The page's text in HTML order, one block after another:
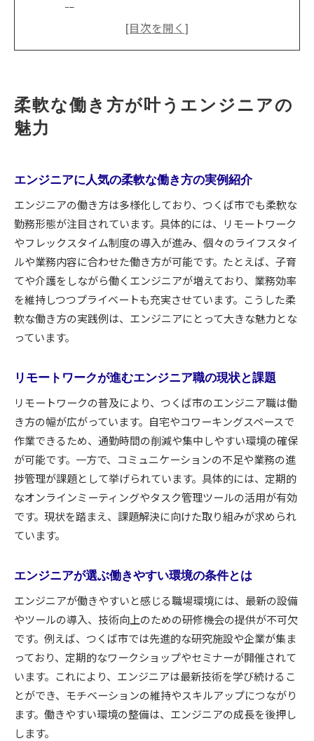
題
エンジニアが選ぶ働きやすい環境の条件とは
エンジニアの働き方改革で実感できるメリット
び
エンジニアとして理想の働き方を実現するため
エンジニアがつくば市で描くキャリアの可能性
つくば市でエンジニア職を選ぶ理由と魅力
エンジニア転職で重視したい地域特性と環境
つくば市でのエンジニア成長機会と支援体制
エンジニアのキャリア形成に役立つつくば市情
報
エンジニアがつくば市で感じる地元企業の強み
エンジニアなら知りたい年収と職場環境の実態
職場環境で差が出るエンジニアの働きがいとは
エンジニアが気になる給与と待遇の最新動向
働きやすいエンジニア職場の見極め方を伝授
エンジニアが納得できる職場環境の条件とは
つくば市におけるエンジニアの働き方改革最前線
エンジニアが注目するつくば市の改革事例
働き方改革で変わるエンジニアの職場文化
つくば市発エンジニア向け新制度の実力検証
つくば市の働き方改革が生むエンジニアの新常
識
年収重視ならエンジニアの選択肢を広げよう
エンジニア職で年収を伸ばす転職戦略とは
エンジニアが知るべき高年収求人の見つけ方
年収アップを目指すエンジニアの行動パターン
柔軟な働き方が叶うエンジニアの
魅力
エンジニアに人気の柔軟な働き方の実例紹介
エンジニアの働き方は多様化しており、つくば市でも柔軟な
勤務形態が注目されています。具体的には、リモートワーク
やフレックスタイム制度の導入が進み、個々のライフスタイ
ルや業務内容に合わせた働き方が可能です。たとえば、子育
てや介護をしながら働くエンジニアが増えており、業務効率
を維持しつつプライベートも充実させています。こうした柔
軟な働き方の実践例は、エンジニアにとって大きな魅力とな
っています。
リモートワークが進むエンジニア職の現状と課題
リモートワークの普及により、つくば市のエンジニア職は働
き方の幅が広がっています。自宅やコワーキングスペースで
作業できるため、通勤時間の削減や集中しやすい環境の確保
が可能です。一方で、コミュニケーションの不足や業務の進
捗管理が課題として挙げられています。具体的には、定期的
なオンラインミーティングやタスク管理ツールの活用が有効
です。現状を踏まえ、課題解決に向けた取り組みが求められ
ています。
エンジニアが選ぶ働きやすい環境の条件とは
エンジニアが働きやすいと感じる職場環境には、最新の設備
やツールの導入、技術向上のための研修機会の提供が不可欠
です。例えば、つくば市では先進的な研究施設や企業が集ま
っており、定期的なワークショップやセミナーが開催されて
います。これにより、エンジニアは最新技術を学び続けるこ
とができ、モチベーションの維持やスキルアップにつながり
ます。働きやすい環境の整備は、エンジニアの成長を後押し
します。